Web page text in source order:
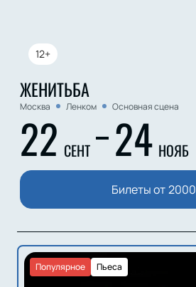
12+
ЖЕНИТЬБА
Москва Ленком Основная сцена
22 СЕНТ 24 НОЯБ
Билеты от 2000
Пьеса
Популярное